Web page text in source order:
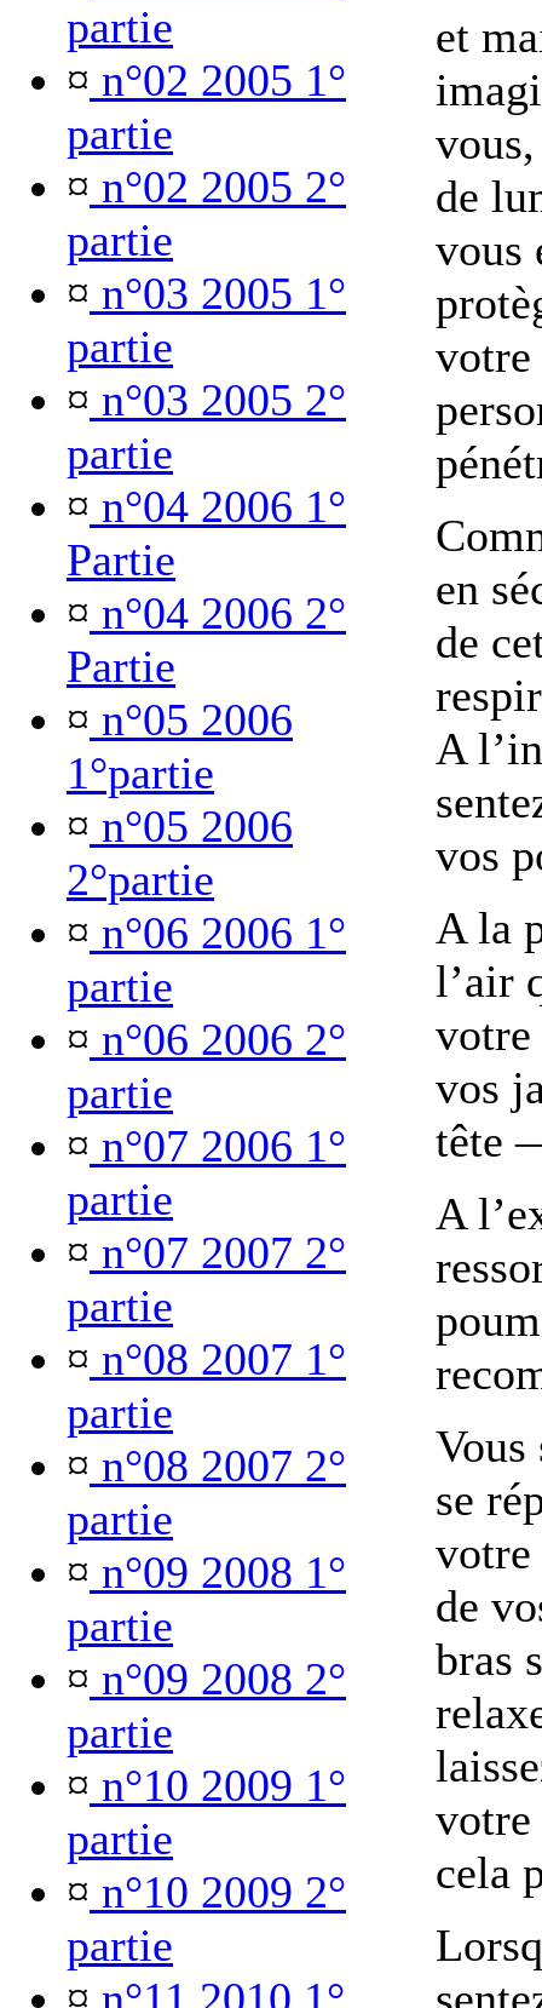
partie
¤ n°02 2005 1°
partie
¤ n°02 2005 2°
partie
¤ n°03 2005 1°
partie
¤ n°03 2005 2°
partie
¤ n°04 2006 1°
Partie
¤ n°04 2006 2°
Partie
¤ n°05 2006
1°partie
¤ n°05 2006
2°partie
¤ n°06 2006 1°
partie
¤ n°06 2006 2°
partie
¤ n°07 2006 1°
partie
¤ n°07 2007 2°
partie
¤ n°08 2007 1°
partie
¤ n°08 2007 2°
partie
¤ n°09 2008 1°
partie
¤ n°09 2008 2°
partie
¤ n°10 2009 1°
partie
¤ n°10 2009 2°
partie
et
de
vous
votre
en
de
A
vos
A la
l’air
votre
vos
tête
A
Vous
se
votre
de
bras
cela